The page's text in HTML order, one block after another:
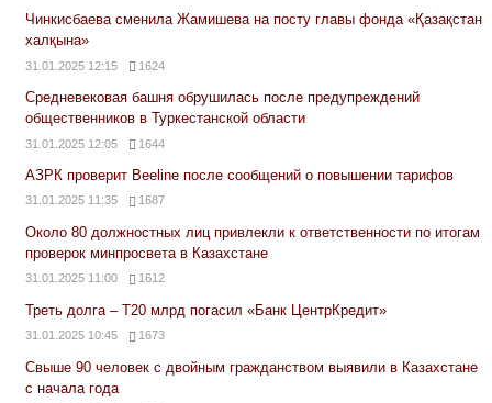
Чинкисбаева сменила Жамишева на посту главы фонда «Қазақстан
халқына»
31.01.2025 12:15 1624
Средневековая башня обрушилась после предупреждений
общественников в Туркестанской области
31.01.2025 12:05 1644
АЗРК проверит Beeline после сообщений о повышении тарифов
31.01.2025 11:35 1687
Около 80 должностных лиц привлекли к ответственности по итогам
проверок минпросвета в Казахстане
31.01.2025 11:00 1612
Треть долга – Т20 млрд погасил «Банк ЦентрКредит»
31.01.2025 10:45 1673
Свыше 90 человек с двойным гражданством выявили в Казахстане
с начала года